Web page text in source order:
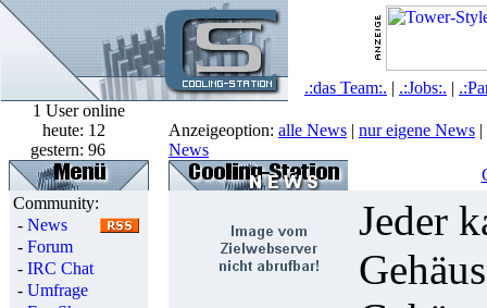
.:das Team:. | .:Jobs:. |
1 User online
heute: 12
gestern: 96
Community:
- News
- Forum
- IRC Chat
- Umfrage
Anzeigeoption: alle News | nur eigene News |
News
Jeder